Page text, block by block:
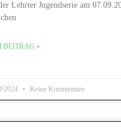
Lehrter Jugendserie am
BEITRAG »
2024 Keine Kommentare